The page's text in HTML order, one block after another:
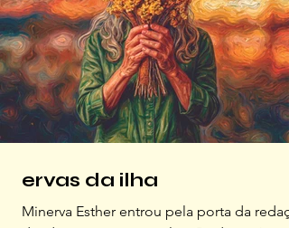
neurociências há mais de 30 anos e
considero que ainda tenho muito a
aprender, surpreendendo-me
constantemente com a velocidade com qu
ervas da ilha
Minerva Esther entrou pela porta da